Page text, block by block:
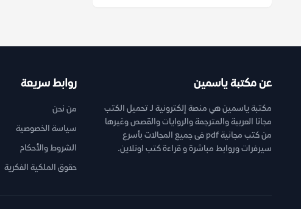
عن مكتبة ياسمين
مكتبة ياسمين هي منصة إلكترونية لـ تحميل الكتب
مجانا العربية والمترجمة والروايات والقصص وغيرها
من كتب مجانية pdf فى جميع المجالات بأسرع
سيرفرات وروابط مباشرة و قراءة كتب اونلاين.
روابط سريعة
من نحن
سياسة الخصوصية
الشروط والأحكام
حقوق الملكية الفكرية